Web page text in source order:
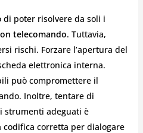
poter risolvere da soli i
telecomando. Tuttavia,
rischi. Forzare l’apertura del
elettronica interna.
può compromettere il
Inoltre, tentare di
strumenti adeguati è
corretta per dialogare